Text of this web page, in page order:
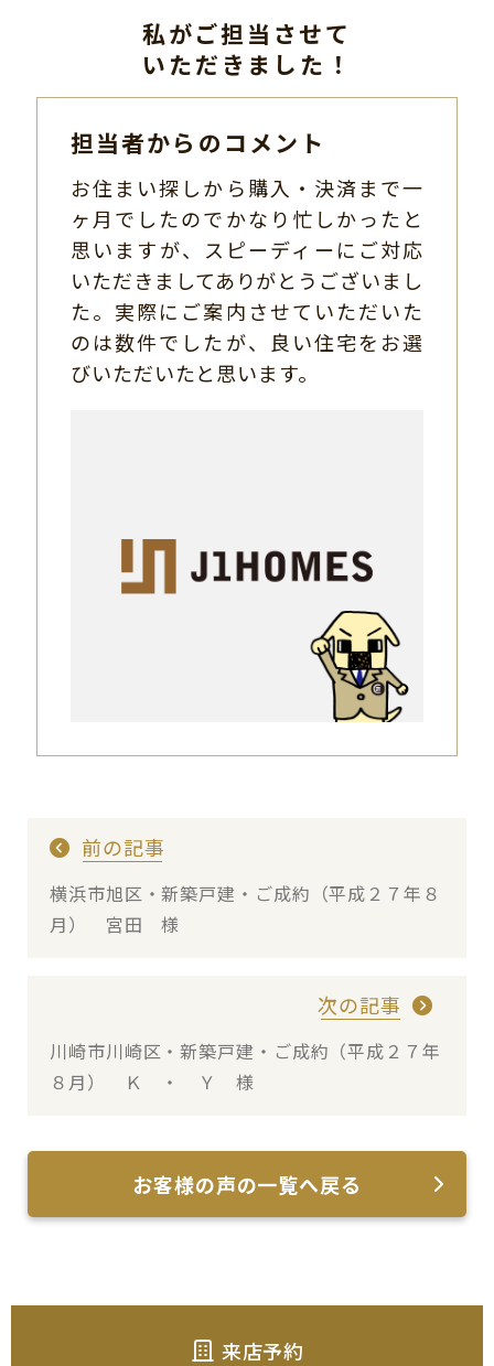
私がご担当させて
いただきました！
担当者からのコメント
お住まい探しから購入・決済まで一
ヶ月でしたのでかなり忙しかったと
思いますが、スピーディーにご対応
いただきましてありがとうございまし
た。実際にご案内させていただいた
のは数件でしたが、良い住宅をお選
びいただいたと思います。
前の記事
横浜市旭区・新築戸建・ご成約（平成２７年８
月） 宮田 様
次の記事
川崎市川崎区・新築戸建・ご成約（平成２７年
８月） Ｋ ・ Ｙ 様
お客様の声の一覧へ戻る
来店予約